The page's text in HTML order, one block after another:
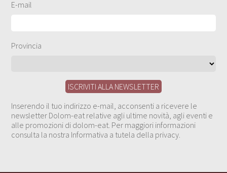
E-mail
Provincia
Inserendo il tuo indirizzo e-mail, acconsenti a ricevere le
newsletter Dolom-eat relative agli ultime novità, agli eventi e
alle promozioni di dolom-eat. Per maggiori informazioni
consulta la nostra Informativa a tutela della privacy.